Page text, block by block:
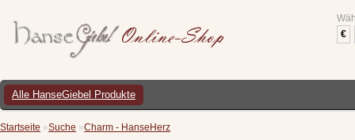
€
Alle HanseGiebel Produkte
Startseite »Suche »Charm - HanseHerz